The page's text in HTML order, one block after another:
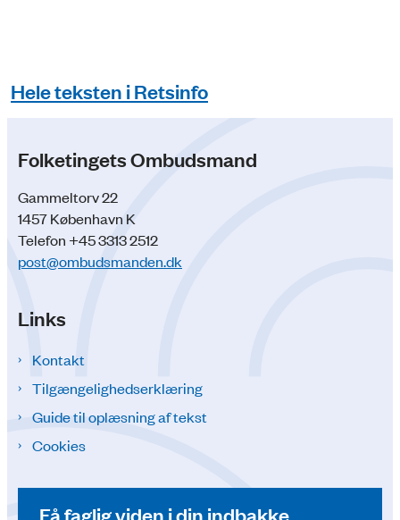
Hele teksten i Retsinfo
Folketingets Ombudsmand
Gammeltorv 22
1457 København K
Telefon +45 3313 2512
post@ombudsmanden.dk
Links
Kontakt
Tilgængelighedserklæring
Guide til oplæsning af tekst
Cookies
Få faglig viden i din indbakke